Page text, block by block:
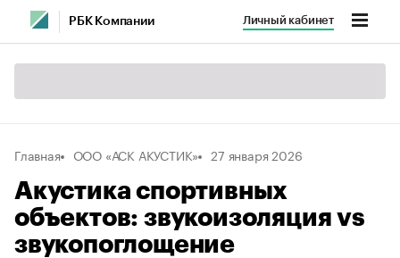
РБК Компании Личный кабинет
Главная ООО «АСК АКУСТИК» 27 января 2026
Акустика спортивных
объектов: звукоизоляция vs
звукопоглощение